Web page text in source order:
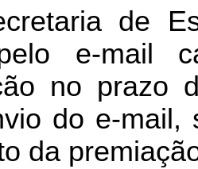
de
e-mail
no prazo
do e-mail,
da